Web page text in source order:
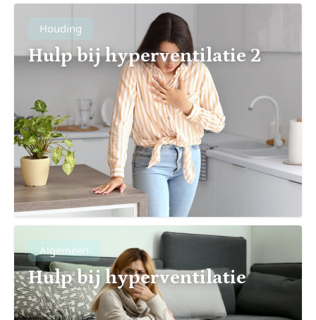
Houding
Hulp bij hyperventilatie 2
Algemeen
Hulp bij hyperventilatie